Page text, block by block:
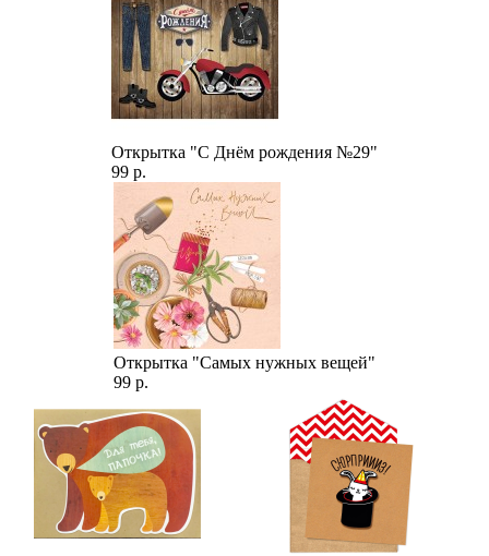
Открытка "С Днём рождения №29"
99 р.
Открытка "Самых нужных вещей"
99 р.